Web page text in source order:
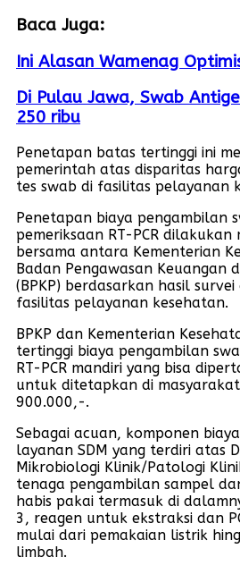
Baca Juga:
Ini Alasan Wamenag
Di Pulau Jawa, Swab
250 ribu
Penetapan batas tertinggi ini
pemerintah atas disparitas
tes swab di fasilitas pelayanan
Penetapan biaya pengambilan
pemeriksaan RT-PCR
bersama antara Kementerian
Badan Pengawasan Keuangan
(BPKP) berdasarkan hasil
fasilitas pelayanan kesehatan.
BPKP dan Kementerian
tertinggi biaya pengambilan
RT-PCR mandiri yang bisa
untuk ditetapkan di
900.000,-.
Sebagai acuan, komponen
layanan SDM yang terdiri atas
Mikrobiologi Klinik/Patologi
tenaga pengambilan sampel
habis pakai termasuk di
3, reagen untuk ekstraksi dan
mulai dari pemakaian listrik
limbah.